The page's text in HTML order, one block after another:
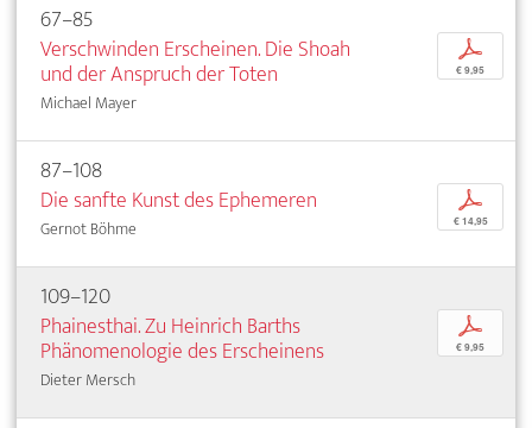
67–85
Verschwinden Erscheinen. Die Shoah
und der Anspruch der Toten
Michael Mayer
p
€ 9,95
87–108
Die sanfte Kunst des Ephemeren
Gernot Böhme
p
€ 14,95
109–120
Phainesthai. Zu Heinrich Barths
Phänomenologie des Erscheinens
Dieter Mersch
p
€ 9,95